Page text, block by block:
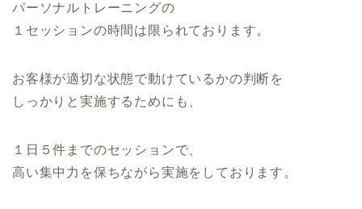
パーソナルトレーニングの
１セッションの時間は限られております。
お客様が適切な状態で動けているかの判断を
しっかりと実施するためにも、
１日５件までのセッションで、
高い集中力を保ちながら実施をしております。